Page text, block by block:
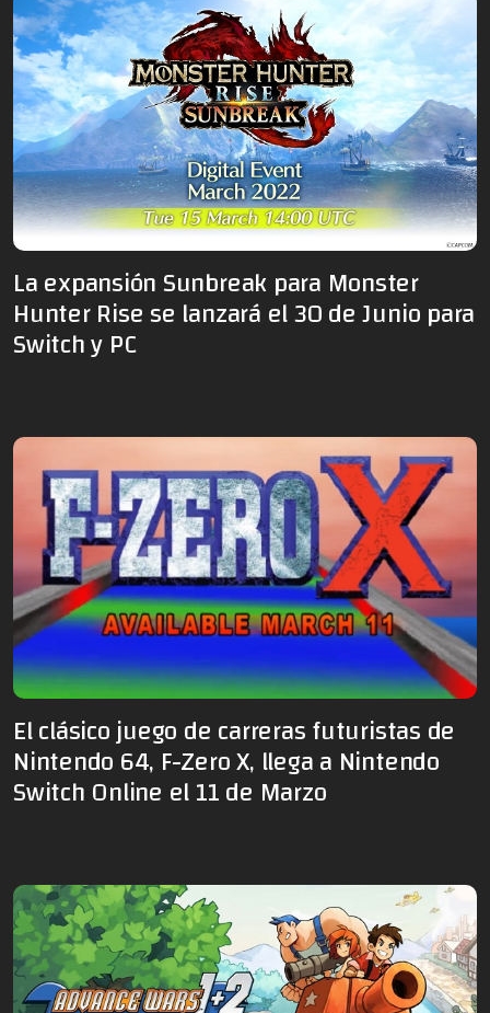
La expansión Sunbreak para Monster
Hunter Rise se lanzará el 30 de Junio para
Switch y PC
El clásico juego de carreras futuristas de
Nintendo 64, F-Zero X, llega a Nintendo
Switch Online el 11 de Marzo